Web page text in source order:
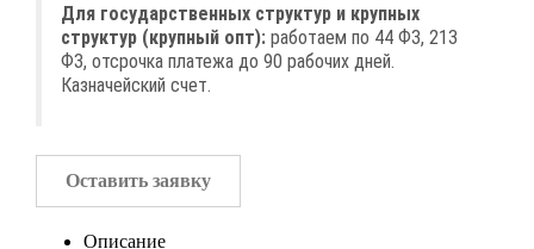
Для государственных структур и крупных
структур (крупный опт): работаем по 44 ФЗ, 213
ФЗ, отсрочка платежа до 90 рабочих дней.
Казначейский счет.
Оставить заявку
Описание